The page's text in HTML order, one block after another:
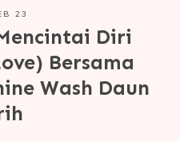
23
Diri
Bersama
Wash Daun